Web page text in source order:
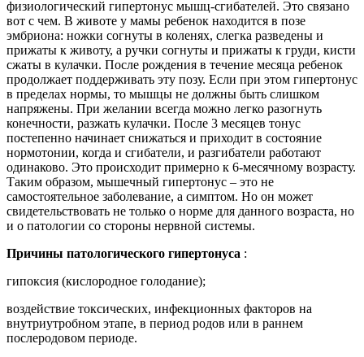
физиологический гипертонус мышц-сгибателей. Это связано
вот с чем. В животе у мамы ребенок находится в позе
эмбриона: ножки согнуты в коленях, слегка разведены и
прижаты к животу, а ручки согнуты и прижаты к груди, кисти
сжаты в кулачки. После рождения в течение месяца ребенок
продолжает поддерживать эту позу. Если при этом гипертонус
в пределах нормы, то мышцы не должны быть слишком
напряжены. При желании всегда можно легко разогнуть
конечности, разжать кулачки. После 3 месяцев тонус
постепенно начинает снижаться и приходит в состояние
нормотонии, когда и сгибатели, и разгибатели работают
одинаково. Это происходит примерно к 6-месячному возрасту.
Таким образом, мышечный гипертонус – это не
самостоятельное заболевание, а симптом. Но он может
свидетельствовать не только о норме для данного возраста, но
и о патологии со стороны нервной системы.
Причины патологического гипертонуса :
гипоксия (кислородное голодание);
воздействие токсических, инфекционных факторов на
внутриутробном этапе, в период родов или в раннем
послеродовом периоде.